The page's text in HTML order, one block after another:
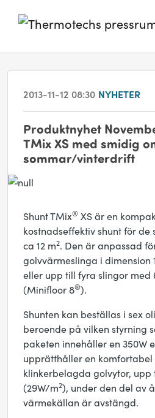
2013-11-12 08:30 NYHETER
Produktnyhet
TMix XS med smidig
sommar/vinterdrift
Shunt TMix® XS är en
kostnadseffektiv shunt för
ca 12 m2. Den är anpassad
golvvärmeslinga i dimension
eller upp till fyra slingor med
(Minifloor 8®).
Shunten kan beställas i sex
beroende på vilken styrning
paketen innehåller en 350W
upprätthåller en
klinkerbelagda golvytor, upp
(29W/m2), under den del av
värmekällan är avstängd.